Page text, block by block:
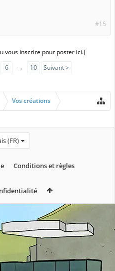
#15
vous inscrire pour poster ici.)
6 → 10 Suivant >
Vos créations
(FR)
Conditions et règles